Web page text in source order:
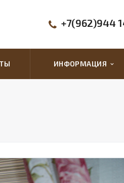
+7(962)944
ИНФОРМАЦИЯ